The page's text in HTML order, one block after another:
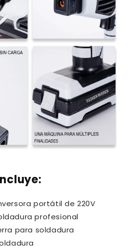
portátil de 220V
profesional
para soldadura